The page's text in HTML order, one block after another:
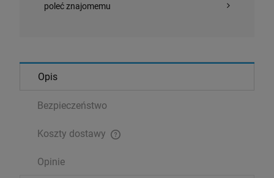
poleć znajomemu
Opis
Bezpieczeństwo
Koszty dostawy
Opinie